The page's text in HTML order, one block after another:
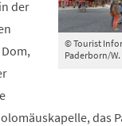
© Tourist
Paderborn/
der
das